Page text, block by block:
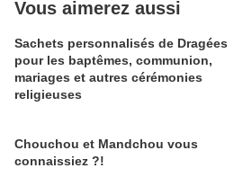
Vous aimerez aussi
Sachets personnalisés de Dragées
pour les baptêmes, communion,
mariages et autres cérémonies
religieuses
Chouchou et Mandchou vous
connaissiez ?!